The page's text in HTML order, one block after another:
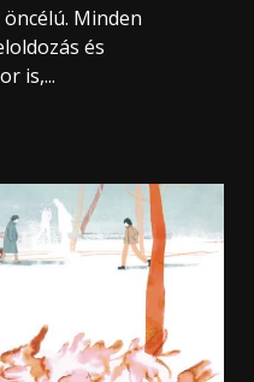
Minden
és
is,...